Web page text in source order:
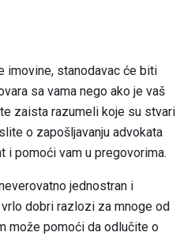
imovine, stanodavac će biti
sa vama nego ako je vaš
zaista razumeli koje su stvari
o zapošljavanju advokata
i pomoći vam u pregovorima.
jednostran i
dobri razlozi za mnoge od
može pomoći da odlučite o